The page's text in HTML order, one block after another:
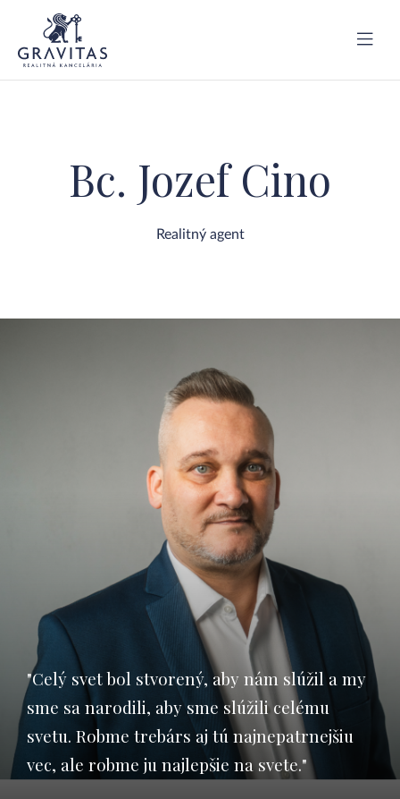
Bc. Jozef Cino
Realitný agent
"Celý svet bol stvorený, aby nám slúžil a my
sme sa narodili, aby sme slúžili celému
svetu. Robme trebárs aj tú najnepatrnejšiu
vec, ale robme ju najlepšie na svete."